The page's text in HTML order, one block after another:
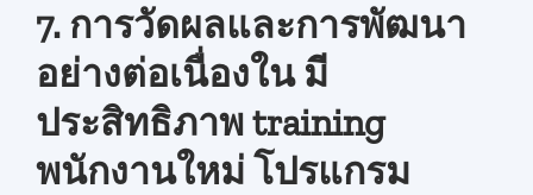
7. การวัดผลและการพัฒนา
อย่างต่อเนื่องใน มี
ประสิทธิภาพ training
พนักงานใหม่ โปรแกรม